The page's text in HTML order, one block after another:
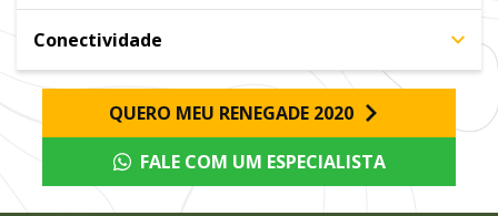
Conectividade
QUERO MEU RENEGADE 2020
FALE COM UM ESPECIALISTA